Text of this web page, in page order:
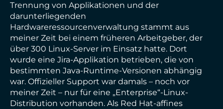
Trennung von Applikationen und der
darunterliegenden
Hardwareressourcenverwaltung stammt aus
meiner Zeit bei einem früheren Arbeitgeber, der
über 300 Linux-Server im Einsatz hatte. Dort
wurde eine Jira-Applikation betrieben, die von
bestimmten Java-Runtime-Versionen abhängig
war. Offizieller Support war damals – noch vor
meiner Zeit – nur für eine „Enterprise“-Linux-
Distribution vorhanden. Als Red Hat-affines